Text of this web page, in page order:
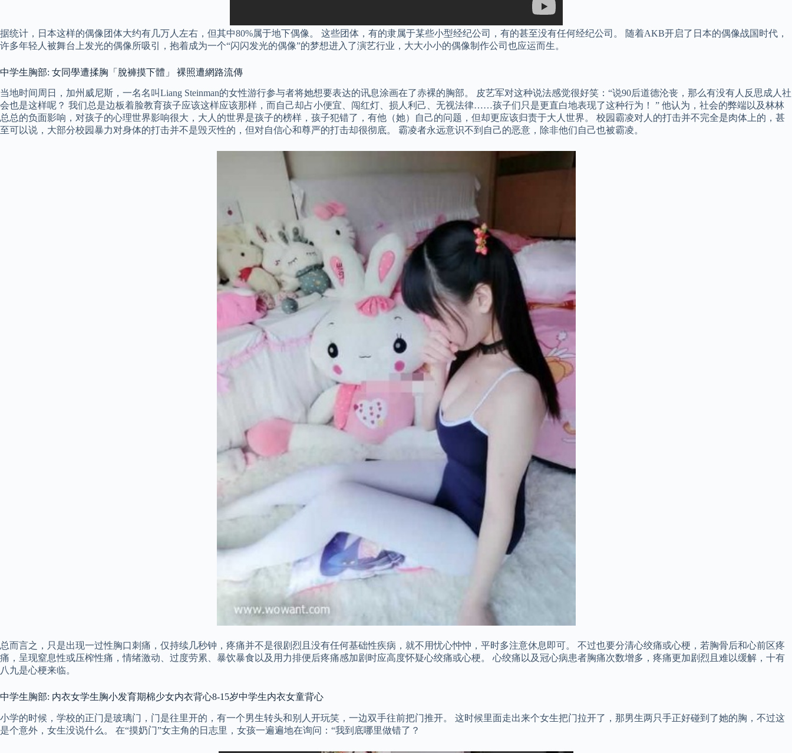
据统计，日本这样的偶像团体大约有几万人左右，但其中80%属于地下偶像。 这些团体，有的隶属于某些小型经纪公司，有的甚至没有任何经纪公司。 随着AKB开启了日本的偶像战国时代，
许多年轻人被舞台上发光的偶像所吸引，抱着成为一个“闪闪发光的偶像”的梦想进入了演艺行业，大大小小的偶像制作公司也应运而生。
中学生胸部: 女同學遭揉胸「脫褲摸下體」 裸照遭網路流傳
当地时间周日，加州威尼斯，一名名叫Liang Steinman的女性游行参与者将她想要表达的讯息涂画在了赤裸的胸部。 皮艺军对这种说法感觉很好笑：“说90后道德沦丧，那么有没有人反思成人社
会也是这样呢？ 我们总是边板着脸教育孩子应该这样应该那样，而自己却占小便宜、闯红灯、损人利己、无视法律……孩子们只是更直白地表现了这种行为！ ” 他认为，社会的弊端以及林林
总总的负面影响，对孩子的心理世界影响很大，大人的世界是孩子的榜样，孩子犯错了，有他（她）自己的问题，但却更应该归责于大人世界。 校园霸凌对人的打击并不完全是肉体上的，甚
至可以说，大部分校园暴力对身体的打击并不是毁灭性的，但对自信心和尊严的打击却很彻底。 霸凌者永远意识不到自己的恶意，除非他们自己也被霸凌。
总而言之，只是出现一过性胸口刺痛，仅持续几秒钟，疼痛并不是很剧烈且没有任何基础性疾病，就不用忧心忡忡，平时多注意休息即可。 不过也要分清心绞痛或心梗，若胸骨后和心前区疼
痛，呈现窒息性或压榨性痛，情绪激动、过度劳累、暴饮暴食以及用力排便后疼痛感加剧时应高度怀疑心绞痛或心梗。 心绞痛以及冠心病患者胸痛次数增多，疼痛更加剧烈且难以缓解，十有
八九是心梗来临。
中学生胸部: 内衣女学生胸小发育期棉少女内衣背心8-15岁中学生内衣女童背心
小学的时候，学校的正门是玻璃门，门是往里开的，有一个男生转头和别人开玩笑，一边双手往前把门推开。 这时候里面走出来个女生把门拉开了，那男生两只手正好碰到了她的胸，不过这
是个意外，女生没说什么。 在“摸奶门”女主角的日志里，女孩一遍遍地在询问：“我到底哪里做错了？